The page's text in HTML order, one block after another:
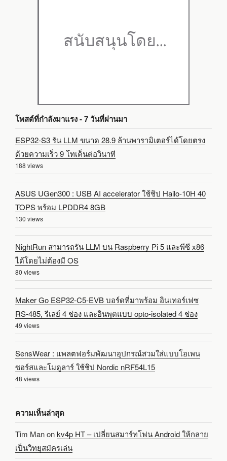
โพสต์ที่กำลังมาแรง - 7 วันที่ผ่านมา
ESP32-S3 รัน LLM ขนาด 28.9 ล้านพารามิเตอร์ได้โดยตรง
ด้วยความเร็ว 9 โทเค็นต่อวินาที
188 views
ASUS UGen300 : USB AI accelerator ใช้ชิป Hailo-10H 40
TOPS พร้อม LPDDR4 8GB
130 views
NightRun สามารถรัน LLM บน Raspberry Pi 5 และพีซี x86
ได้โดยไม่ต้องมี OS
80 views
Maker Go ESP32-C5-EVB บอร์ดที่มาพร้อม อินเทอร์เฟซ
RS-485, รีเลย์ 4 ช่อง และอินพุตแบบ opto-isolated 4 ช่อง
49 views
SensWear : แพลตฟอร์มพัฒนาอุปกรณ์สวมใส่แบบโอเพน
ซอร์สและโมดูลาร์ ใช้ชิป Nordic nRF54L15
48 views
ความเห็นล่าสุด
Tim Manonkv4p HT – เปลี่ยนสมาร์ทโฟน Android ให้กลาย
เป็นวิทยุสมัครเล่น